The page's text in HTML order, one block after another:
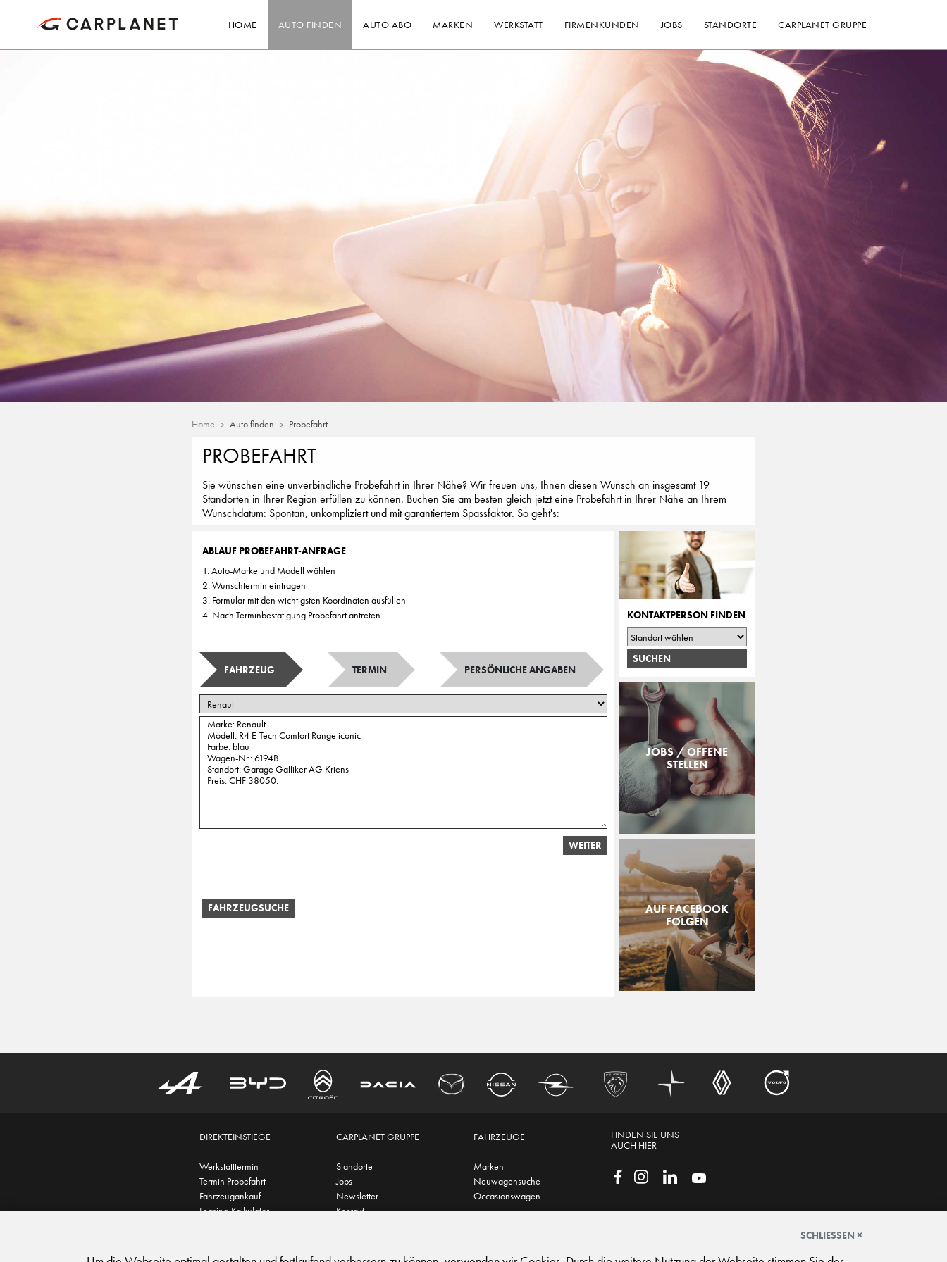
HOME AUTO FINDEN AUTO ABO MARKEN WERKSTATT FIRMENKUNDEN JOBS STANDORTE CARPLANET GRUPPE
Home Auto finden Probefahrt
PROBEFAHRT
Sie wünschen eine unverbindliche Probefahrt in Ihrer Nähe? Wir freuen uns, Ihnen diesen Wunsch an insgesamt 19
Standorten in Ihrer Region erfüllen zu können. Buchen Sie am besten gleich jetzt eine Probefahrt in Ihrer Nähe an Ihrem
Wunschdatum: Spontan, unkompliziert und mit garantiertem Spassfaktor. So geht's:
ABLAUF PROBEFAHRT-ANFRAGE
1. Auto-Marke und Modell wählen
2. Wunschtermin eintragen
3. Formular mit den wichtigsten Koordinaten ausfüllen
4. Nach Terminbestätigung Probefahrt antreten
FAHRZEUG TERMIN PERSÖNLICHE ANGABEN
WEITER
FAHRZEUGSUCHE
KONTAKTPERSON FINDEN
JOBS / OFFENE
STELLEN
AUF FACEBOOK
FOLGEN
DIREKTEINSTIEGE
Werkstatttermin
Termin Probefahrt
Fahrzeugankauf
Leasing-Kalkulator
CARPLANET GRUPPE
Standorte
Jobs
Newsletter
Kontakt
FAHRZEUGE
Marken
Neuwagensuche
Occasionswagen
FINDEN SIE UNS
AUCH HIER
SCHLIESSEN ×